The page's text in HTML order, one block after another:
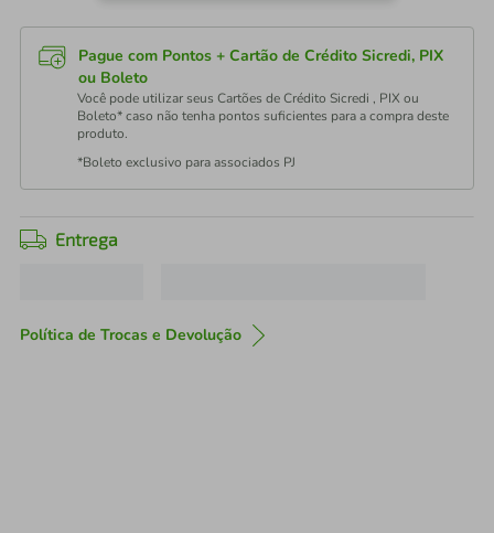
Pague com Pontos + Cartão de Crédito Sicredi, PIX
ou Boleto
Você pode utilizar seus Cartões de Crédito Sicredi , PIX ou
Boleto* caso não tenha pontos suficientes para a compra deste
produto.
*Boleto exclusivo para associados PJ
Entrega
Política de Trocas e Devolução